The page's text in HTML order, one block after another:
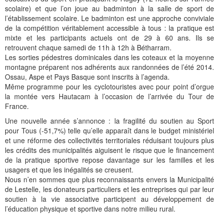
Aires de pique-nique
Manifestations
Liens touristiques
Montagne
Villes
Culture et découverte
Sports d'hivers et thermes
Vers le progrès
Le XXe siécle
Translation du cimetière
Recensement de 1385
Le cimetière
Le monument aux morts
Le moulin
Les chemins
Les savoir-faire
PV du Conseil Municipal
Le service scolaire
Services aux personnes
Compétences
Réalisations
PLU 2025 modification simplifiée N° 1
PLU 2020
PLU 2011 - Règlement
Restauration du calvaire
Équipements
Aménagements
Projets
Réalisations
Budget et finances
Budgets primitifs
Comptes administratifs
Fiscalité
Bulletins municipaux
État civil
Naissances
Mariages / Pacs
Décès
Mentions légales et politique de confidentialité
Collège et lycées
Collèges aux alentours
Lycées aux alentours
Associations
Services publics
Services aux jeunes
Administrations
Santé / Social
Maisons de retraite
Transports
Déchets
Culte
Les pèlerinages
Récit de voyage en 1645
La Chapelle Saint Michel
Le calvaire
Le vieux pont
Le Musée
L'ensemble scolaire
La maison de retraite
Les accueils
Votre séjour
scolaire) et que l’on joue au badminton à la salle de sport de
l’établissement scolaire. Le badminton est une approche conviviale
de la compétition véritablement accessible à tous : la pratique est
mixte et les participants actuels ont de 29 à 60 ans. Ils se
retrouvent chaque samedi de 11h à 12h à Bétharram.
Les sorties pédestres dominicales dans les coteaux et la moyenne
montagne préparent nos adhérents aux randonnées de l’été 2014.
Ossau, Aspe et Pays Basque sont inscrits à l’agenda.
Même programme pour les cyclotouristes avec pour point d’orgue
la montée vers Hautacam à l’occasion de l’arrivée du Tour de
France.
Une nouvelle année s’annonce : la fragilité du soutien au Sport
pour Tous (-51,7%) telle qu’elle apparaît dans le budget ministériel
et une réforme des collectivités territoriales réduisant toujours plus
les crédits des municipalités aiguisent le risque que le financement
de la pratique sportive repose davantage sur les familles et les
usagers et que les inégalités se creusent.
Nous n’en sommes que plus reconnaissants envers la Municipalité
de Lestelle, les donateurs particuliers et les entreprises qui par leur
soutien à la vie associative participent au développement de
l’éducation physique et sportive dans notre milieu rural.